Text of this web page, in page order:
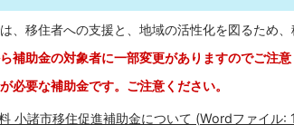
、移住者への支援と、地域の活性化を図るため、
補助金の対象者に一部変更がありますのでご注意
必要な補助金です。ご注意ください。
小諸市移住促進補助金について (Wordファイル: